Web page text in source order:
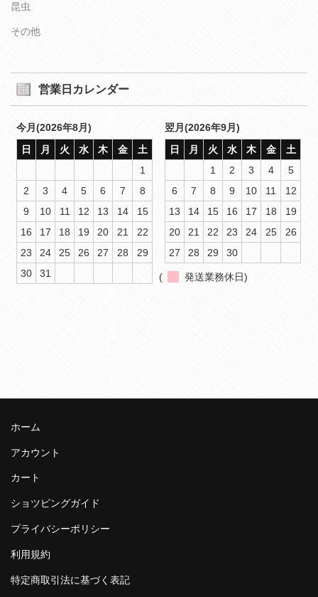
昆虫
その他
営業日カレンダー
今月(2026年8月)
日
月 火 水 木 金
土
1
2
3 4 5 6 7
8
9
10 11 12 13 14
15
16
17 18 19 20 21
22
23
24 25 26 27 28
29
30
31
翌月(2026年9月)
日
月 火 水 木 金
土
1
2 3 4
5
6
7 8 9 10 11
12
13
14 15 16 17 18
19
20
21 22 23 24 25
26
27
28 29 30
( 発送業務休日)
ホーム
アカウント
カート
ショツピングガイド
プライバシーポリシー
利用規約
特定商取引法に基づく表記